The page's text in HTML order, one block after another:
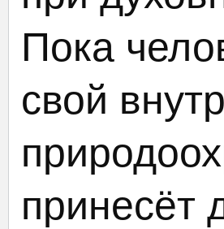
Пока
свой
принесёт